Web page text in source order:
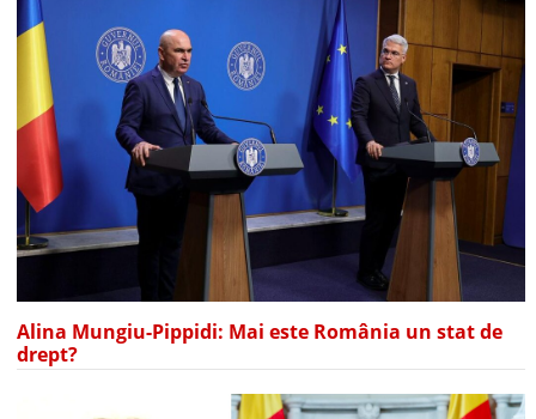
Alina Mungiu-Pippidi: Mai este România un stat de
drept?